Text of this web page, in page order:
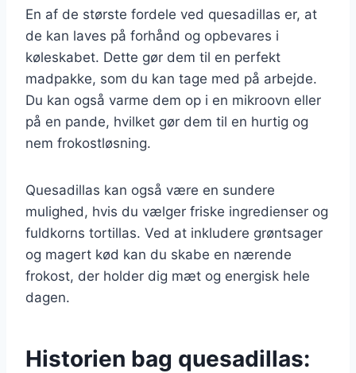
En af de største fordele ved quesadillas er, at
de kan laves på forhånd og opbevares i
køleskabet. Dette gør dem til en perfekt
madpakke, som du kan tage med på arbejde.
Du kan også varme dem op i en mikroovn eller
på en pande, hvilket gør dem til en hurtig og
nem frokostløsning.
Quesadillas kan også være en sundere
mulighed, hvis du vælger friske ingredienser og
fuldkorns tortillas. Ved at inkludere grøntsager
og magert kød kan du skabe en nærende
frokost, der holder dig mæt og energisk hele
dagen.
Historien bag quesadillas: